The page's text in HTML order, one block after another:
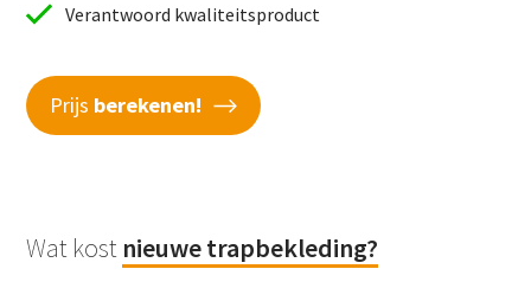
Verantwoord kwaliteitsproduct
Prijs berekenen!
Wat kost nieuwe trapbekleding?